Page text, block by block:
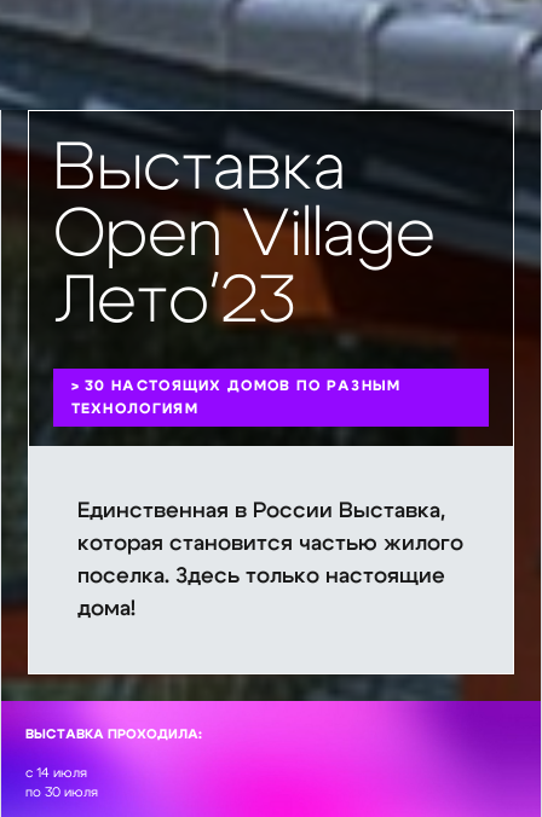
Выставка
Open Village
Лето'23
> 30 НАСТОЯЩИХ ДОМОВ ПО РАЗНЫМ
ТЕХНОЛОГИЯМ
Eдинственная в России Выставка,
которая становится частью жилого
поселка. Здесь только настоящие
дома!
ВЫСТАВКА ПРОХОДИЛА:
с 14июля
по 30июля